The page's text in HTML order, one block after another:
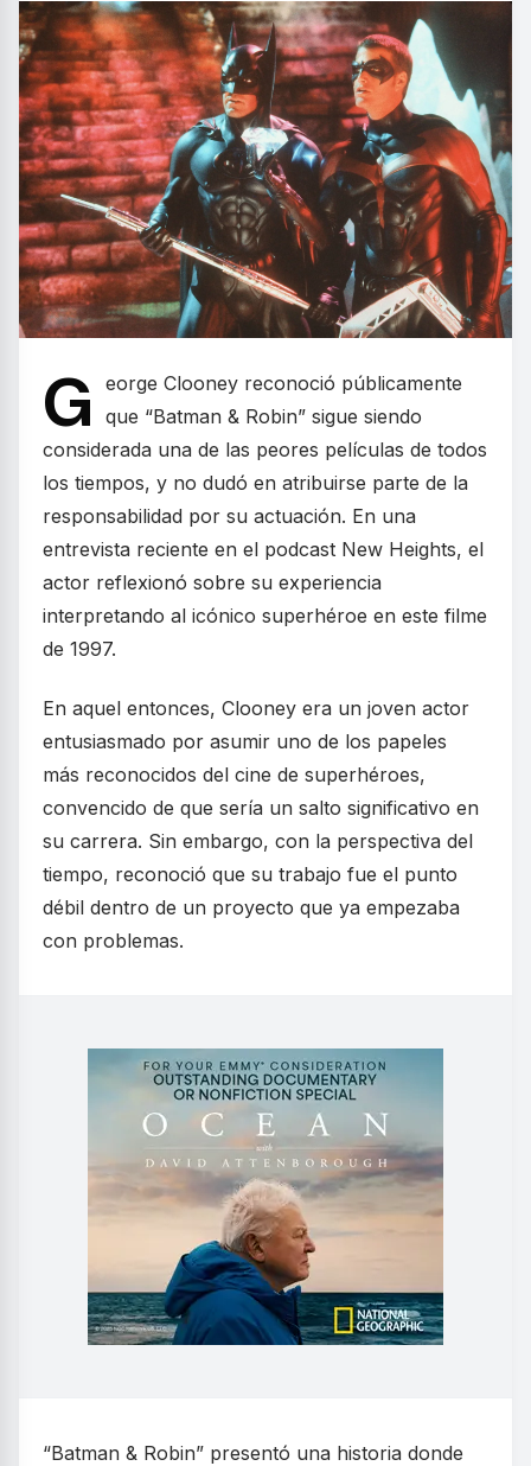
G
eorge Clooney reconoció públicamente
que “Batman & Robin” sigue siendo
considerada una de las peores películas de todos
los tiempos, y no dudó en atribuirse parte de la
responsabilidad por su actuación. En una
entrevista reciente en el podcast New Heights, el
actor reflexionó sobre su experiencia
interpretando al icónico superhéroe en este filme
de 1997.
En aquel entonces, Clooney era un joven actor
entusiasmado por asumir uno de los papeles
más reconocidos del cine de superhéroes,
convencido de que sería un salto significativo en
su carrera. Sin embargo, con la perspectiva del
tiempo, reconoció que su trabajo fue el punto
débil dentro de un proyecto que ya empezaba
con problemas.
“Batman & Robin” presentó una historia donde